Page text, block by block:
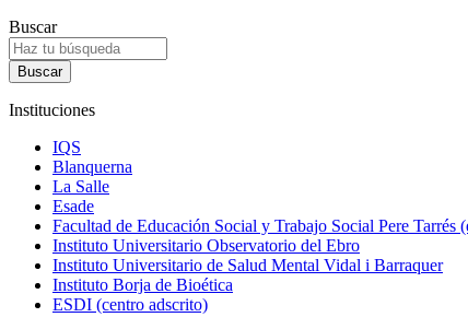
Buscar
Instituciones
IQS
Blanquerna
La Salle
Esade
Facultad de Educación Social y Trabajo Social Pere Tarrés
Instituto Universitario Observatorio del Ebro
Instituto Universitario de Salud Mental Vidal i Barraquer
Instituto Borja de Bioética
ESDI (centro adscrito)